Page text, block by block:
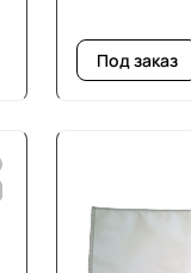
Под заказ